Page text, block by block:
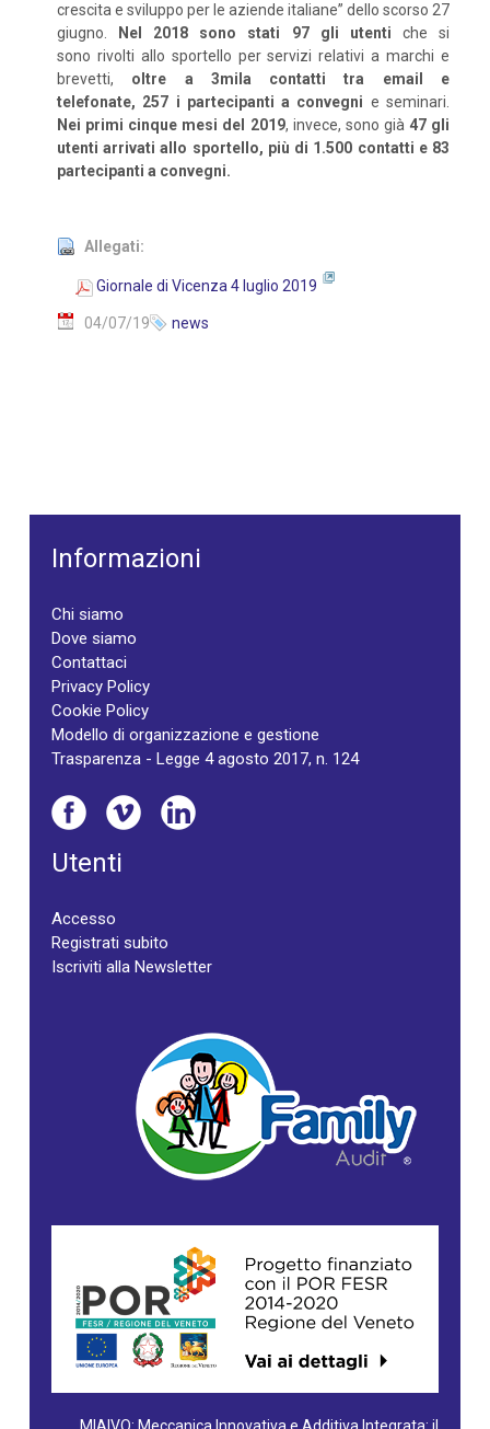
crescita e sviluppo per le aziende italiane” dello scorso 27
giugno.
Nel 2018 sono stati 97 gli utenti che si
sono rivolti allo sportello per servizi relativi a marchi e
brevetti, oltre a 3mila contatti tra email e
telefonate, 257 i partecipanti a convegni e seminari.
Nei primi cinque mesi del 2019, invece, sono già 47 gli
utenti arrivati allo sportello, più di 1.500 contatti e 83
partecipanti a convegni.
Allegati:
Giornale di Vicenza 4 luglio 2019
04/07/19 news
Informazioni
Chi siamo
Dove siamo
Contattaci
Privacy Policy
Cookie Policy
Modello di organizzazione e gestione
Trasparenza - Legge 4 agosto 2017, n. 124
Utenti
Accesso
Registrati subito
Iscriviti alla Newsletter
MIAIVO: Meccanica Innovativa e Additiva Integrata: il